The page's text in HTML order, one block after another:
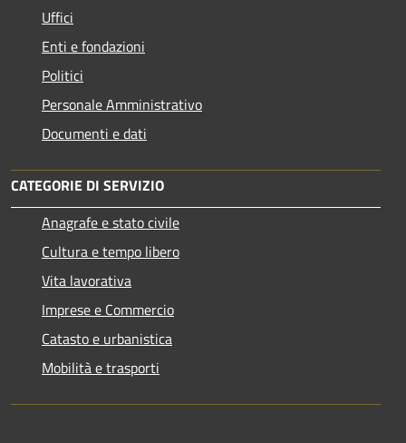
Uffici
Enti e fondazioni
Politici
Personale Amministrativo
Documenti e dati
CATEGORIE DI SERVIZIO
Anagrafe e stato civile
Cultura e tempo libero
Vita lavorativa
Imprese e Commercio
Catasto e urbanistica
Mobilità e trasporti